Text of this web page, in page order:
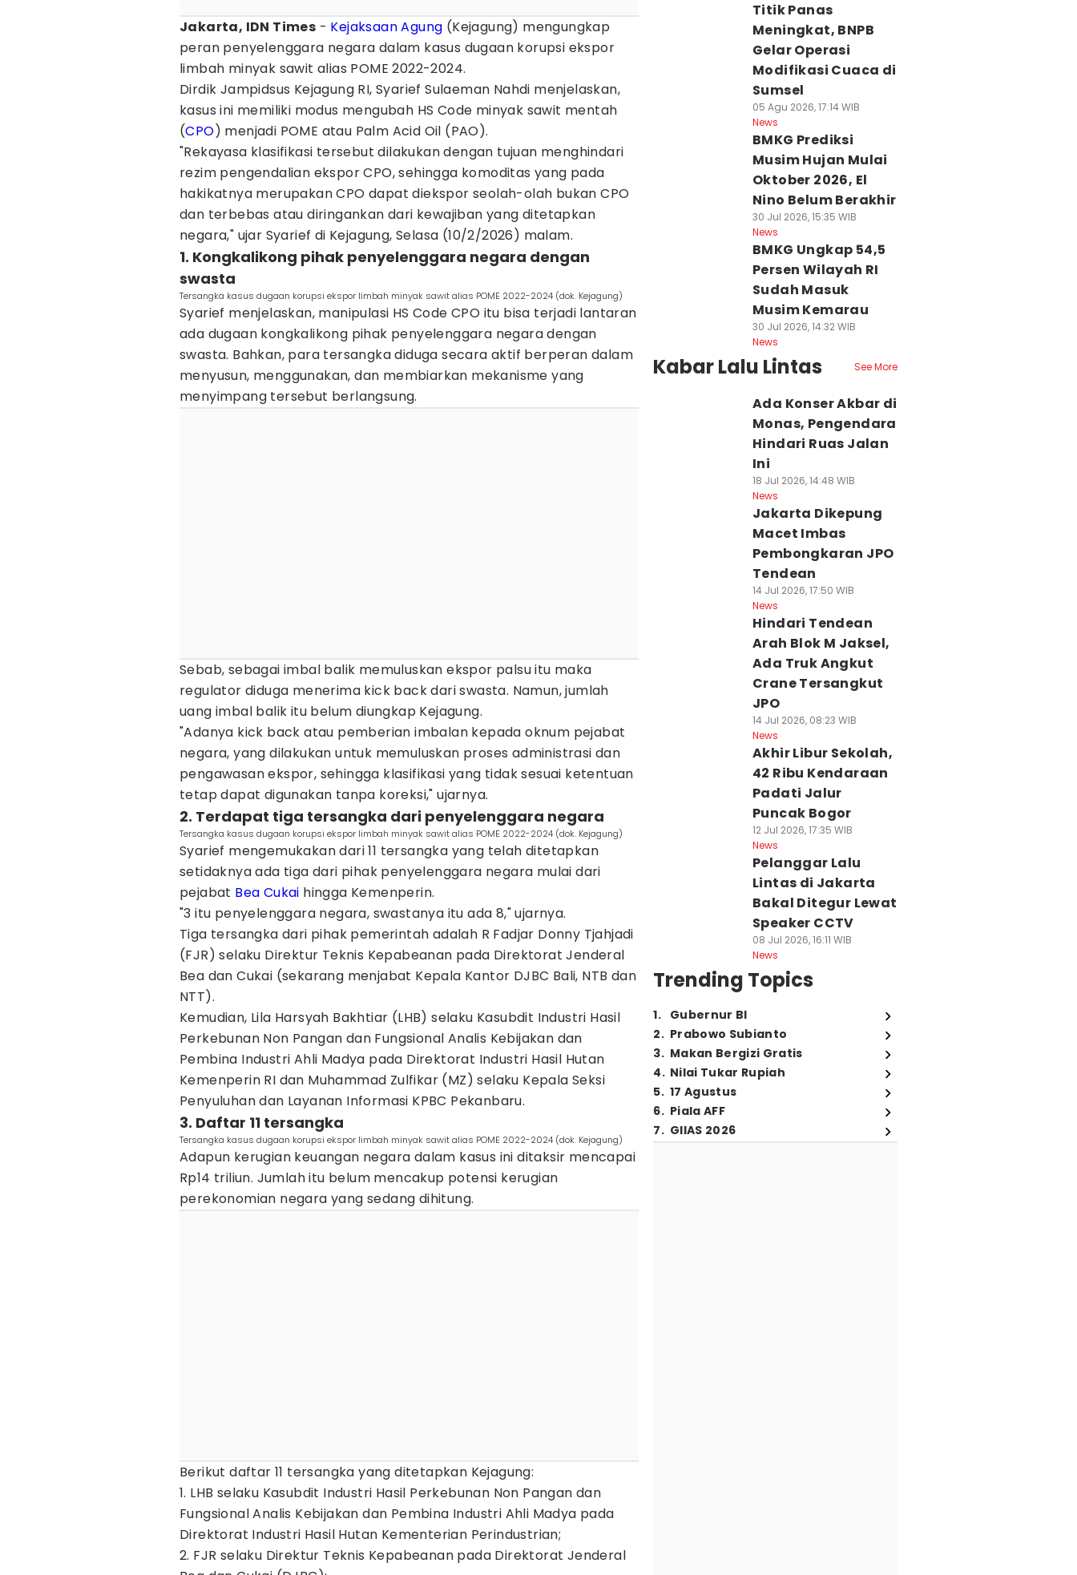
Jakarta, IDN Times - Kejaksaan Agung (Kejagung) mengungkap
peran penyelenggara negara dalam kasus dugaan korupsi ekspor
limbah minyak sawit alias POME 2022-2024.
Dirdik Jampidsus Kejagung RI, Syarief Sulaeman Nahdi menjelaskan,
kasus ini memiliki modus mengubah HS Code minyak sawit mentah
(CPO) menjadi POME atau Palm Acid Oil (PAO).
"Rekayasa klasifikasi tersebut dilakukan dengan tujuan menghindari
rezim pengendalian ekspor CPO, sehingga komoditas yang pada
hakikatnya merupakan CPO dapat diekspor seolah-olah bukan CPO
dan terbebas atau diringankan dari kewajiban yang ditetapkan
negara," ujar Syarief di Kejagung, Selasa (10/2/2026) malam.
1. Kongkalikong pihak penyelenggara negara dengan
swasta
Tersangka kasus dugaan korupsi ekspor limbah minyak sawit alias POME 2022-2024 (dok. Kejagung)
Syarief menjelaskan, manipulasi HS Code CPO itu bisa terjadi lantaran
ada dugaan kongkalikong pihak penyelenggara negara dengan
swasta. Bahkan, para tersangka diduga secara aktif berperan dalam
menyusun, menggunakan, dan membiarkan mekanisme yang
menyimpang tersebut berlangsung.
Sebab, sebagai imbal balik memuluskan ekspor palsu itu maka
regulator diduga menerima kick back dari swasta. Namun, jumlah
uang imbal balik itu belum diungkap Kejagung.
"Adanya kick back atau pemberian imbalan kepada oknum pejabat
negara, yang dilakukan untuk memuluskan proses administrasi dan
pengawasan ekspor, sehingga klasifikasi yang tidak sesuai ketentuan
tetap dapat digunakan tanpa koreksi," ujarnya.
2. Terdapat tiga tersangka dari penyelenggara negara
Tersangka kasus dugaan korupsi ekspor limbah minyak sawit alias POME 2022-2024 (dok. Kejagung)
Syarief mengemukakan dari 11 tersangka yang telah ditetapkan
setidaknya ada tiga dari pihak penyelenggara negara mulai dari
pejabat Bea Cukai hingga Kemenperin.
"3 itu penyelenggara negara, swastanya itu ada 8," ujarnya.
Tiga tersangka dari pihak pemerintah adalah R Fadjar Donny Tjahjadi
(FJR) selaku Direktur Teknis Kepabeanan pada Direktorat Jenderal
Bea dan Cukai (sekarang menjabat Kepala Kantor DJBC Bali, NTB dan
NTT).
Kemudian, Lila Harsyah Bakhtiar (LHB) selaku Kasubdit Industri Hasil
Perkebunan Non Pangan dan Fungsional Analis Kebijakan dan
Pembina Industri Ahli Madya pada Direktorat Industri Hasil Hutan
Kemenperin RI dan Muhammad Zulfikar (MZ) selaku Kepala Seksi
Penyuluhan dan Layanan Informasi KPBC Pekanbaru.
3. Daftar 11 tersangka
Tersangka kasus dugaan korupsi ekspor limbah minyak sawit alias POME 2022-2024 (dok. Kejagung)
Adapun kerugian keuangan negara dalam kasus ini ditaksir mencapai
Rp14 triliun. Jumlah itu belum mencakup potensi kerugian
perekonomian negara yang sedang dihitung.
Berikut daftar 11 tersangka yang ditetapkan Kejagung:
1. LHB selaku Kasubdit Industri Hasil Perkebunan Non Pangan dan
Fungsional Analis Kebijakan dan Pembina Industri Ahli Madya pada
Direktorat Industri Hasil Hutan Kementerian Perindustrian;
2. FJR selaku Direktur Teknis Kepabeanan pada Direktorat Jenderal
Titik Panas
Meningkat, BNPB
Gelar Operasi
Modifikasi Cuaca di
Sumsel
05 Agu 2026, 17:14 WIB
News
BMKG Prediksi
Musim Hujan Mulai
Oktober 2026, El
Nino Belum Berakhir
30 Jul 2026, 15:35 WIB
News
BMKG Ungkap 54,5
Persen Wilayah RI
Sudah Masuk
Musim Kemarau
30 Jul 2026, 14:32 WIB
News
Kabar Lalu Lintas See More
Ada Konser Akbar di
Monas, Pengendara
Hindari Ruas Jalan
Ini
18 Jul 2026, 14:48 WIB
News
Jakarta Dikepung
Macet Imbas
Pembongkaran JPO
Tendean
14 Jul 2026, 17:50 WIB
News
Hindari Tendean
Arah Blok M Jaksel,
Ada Truk Angkut
Crane Tersangkut
JPO
14 Jul 2026, 08:23 WIB
News
Akhir Libur Sekolah,
42 Ribu Kendaraan
Padati Jalur
Puncak Bogor
12 Jul 2026, 17:35 WIB
News
Pelanggar Lalu
Lintas di Jakarta
Bakal Ditegur Lewat
Speaker CCTV
08 Jul 2026, 16:11 WIB
News
Trending Topics
1. Gubernur BI
2. Prabowo Subianto
3. Makan Bergizi Gratis
4. Nilai Tukar Rupiah
5. 17 Agustus
6. Piala AFF
7. GIIAS 2026